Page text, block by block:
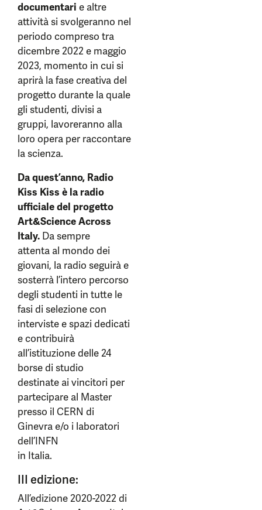
documentari e altre
attività si svolgeranno nel
periodo compreso tra
dicembre 2022 e maggio
2023, momento in cui si
aprirà la fase creativa del
progetto durante la quale
gli studenti, divisi a
gruppi, lavoreranno alla
loro opera per raccontare
la scienza.
Da quest’anno, Radio
Kiss Kiss è la radio
ufficiale del progetto
Art&Science Across
Italy. Da sempre
attenta al mondo dei
giovani, la radio seguirà e
sosterrà l’intero percorso
degli studenti in tutte le
fasi di selezione con
interviste e spazi dedicati
e contribuirà
all’istituzione delle 24
borse di studio
destinate ai vincitori per
partecipare al Master
presso il CERN di
Ginevra e/o i laboratori
dell’INFN
in Italia.
III edizione:
All’edizione 2020-2022 di